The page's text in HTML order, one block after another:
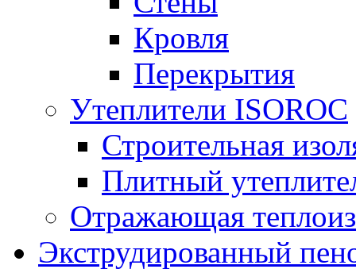
Кровля
Перекрытия
Утеплители ISOROC
Строительная
Плитный
Отражающая
Экструдированный